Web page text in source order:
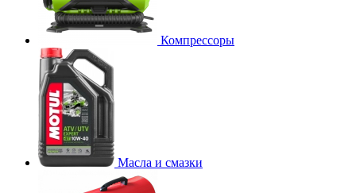
Компрессоры
Масла и смазки